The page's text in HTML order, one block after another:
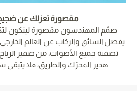
مقصورة تعزلك عن ضجيج
صمّم المهندسون مقصورة لينكون
يفصل السائق والركاب عن العالم
تصفية جميع الأصوات، من صفير الرياح
هدير المحرّك والطريق، فلا يتبقى